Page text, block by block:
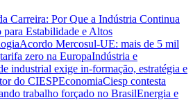
Carreira: Por Que a Indústria Continua
Estabilidade e Altos
Acordo Mercosul-UE: mais de 5 mil
zero na EuropaIndústria e
industrial exige in-formação, estratégia e
do CIESPEconomiaCiesp contesta
trabalho forçado no BrasilEnergia e